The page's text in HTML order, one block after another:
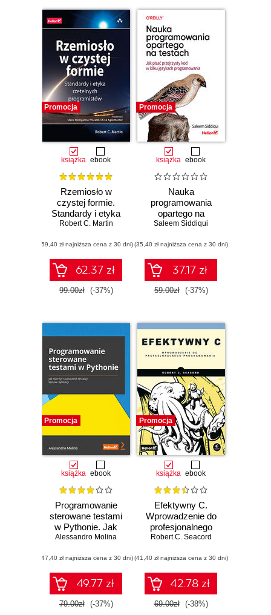
Promocja
książka ebook
Rzemiosło w
czystej formie.
Standardy i etyka
rzetelnych
Robert C. Martin
(59,40 zł najniższa cena z 30 dni)
62.37 zł
99.00zł (-37%)
Promocja
książka ebook
Nauka
programowania
opartego na
testach. Jak pisać
kilku językach
programowania
Saleem Siddiqui
(35,40 zł najniższa cena z 30 dni)
37.17 zł
59.00zł (-37%)
Promocja
książka ebook
Programowanie
sterowane testami
w Pythonie. Jak
tworzyć
zestawy testów i
aplikacji
Alessandro Molina
(47,40 zł najniższa cena z 30 dni)
49.77 zł
79.00zł (-37%)
Promocja
książka ebook
Efektywny C.
Wprowadzenie do
profesjonalnego
programowania
Robert C. Seacord
(41,40 zł najniższa cena z 30 dni)
42.78 zł
69.00zł (-38%)